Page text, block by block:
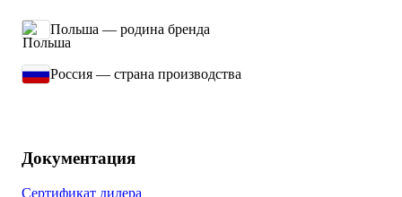
Польша — родина бренда
Россия — страна производства
Документация
Сертификат дилера